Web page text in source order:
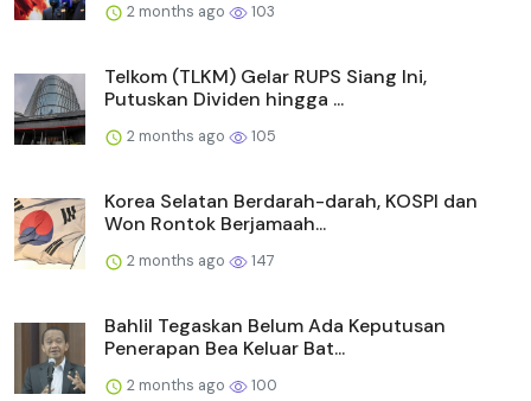
2 months ago 103
Telkom (TLKM) Gelar RUPS Siang Ini,
Putuskan Dividen hingga ...
2 months ago 105
Korea Selatan Berdarah-darah, KOSPI dan
Won Rontok Berjamaah...
2 months ago 147
Bahlil Tegaskan Belum Ada Keputusan
Penerapan Bea Keluar Bat...
2 months ago 100